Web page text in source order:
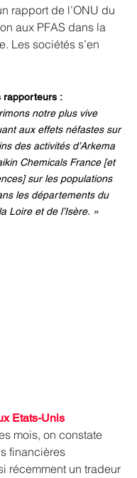
rapport de l’ONU du
aux PFAS dans la
Les sociétés s’en
rapporteurs :
notre plus vive
aux effets néfastes sur
des activités d’Arkema
Chemicals France [et
sur les populations
les départements du
Loire et de l’Isère. »
Etats-Unis
mois, on constate
financières
récemment un tradeur